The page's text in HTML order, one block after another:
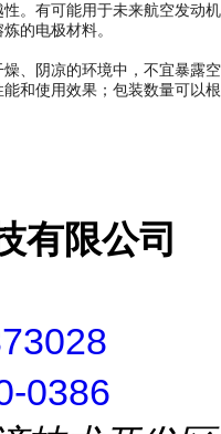
。有可能用于未来航空发动机
的电极材料。
、阴凉的环境中，不宜暴露空
和使用效果；包装数量可以根
有限公司
0386